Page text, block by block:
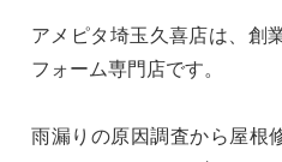
アメピタ埼玉久喜店は、創
フォーム専門店です。
雨漏りの原因調査から屋根